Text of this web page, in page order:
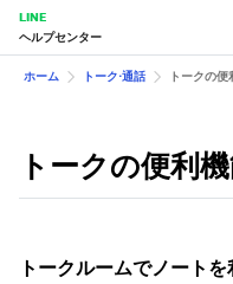
LINE
ヘルプセンター
ホーム トーク⋅通話 トークの便
トークの便 利
トークルームでノート